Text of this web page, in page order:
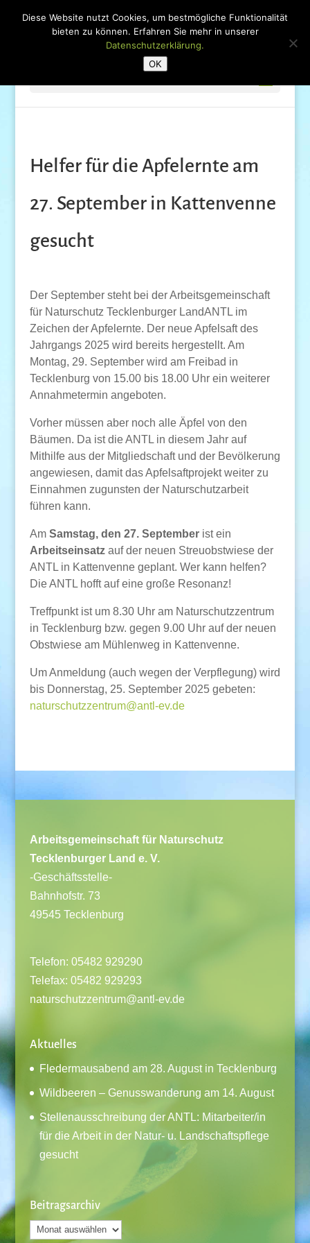
Helfer für die Apfelernte am
27. September in Kattenvenne
gesucht
Der September steht bei der Arbeitsgemeinschaft
für Naturschutz Tecklenburger LandANTL im
Zeichen der Apfelernte. Der neue Apfelsaft des
Jahrgangs 2025 wird bereits hergestellt. Am
Montag, 29. September wird am Freibad in
Tecklenburg von 15.00 bis 18.00 Uhr ein weiterer
Annahmetermin angeboten.
Vorher müssen aber noch alle Äpfel von den
Bäumen. Da ist die ANTL in diesem Jahr auf
Mithilfe aus der Mitgliedschaft und der Bevölkerung
angewiesen, damit das Apfelsaftprojekt weiter zu
Einnahmen zugunsten der Naturschutzarbeit
führen kann.
Am Samstag, den 27. Septemberist ein
Arbeitseinsatzauf der neuen Streuobstwiese der
ANTL in Kattenvenne geplant. Wer kann helfen?
Die ANTL hofft auf eine große Resonanz!
Treffpunkt ist um 8.30 Uhr am Naturschutzzentrum
in Tecklenburg bzw. gegen 9.00 Uhr auf der neuen
Obstwiese am Mühlenweg in Kattenvenne.
Um Anmeldung (auch wegen der Verpflegung) wird
bis Donnerstag, 25. September 2025 gebeten:
naturschutzzentrum@antl-ev.de
Arbeitsgemeinschaft für Naturschutz
Tecklenburger Land e. V.
-Geschäftsstelle-
Bahnhofstr. 73
49545 Tecklenburg
Telefon: 05482 929290
Telefax: 05482 929293
naturschutzzentrum@antl-ev.de
Aktuelles
Fledermausabend am 28. August in Tecklenburg
Wildbeeren – Genusswanderung am 14. August
Stellenausschreibung der ANTL: Mitarbeiter/in
für die Arbeit in der Natur- u. Landschaftspflege
gesucht
Beitragsarchiv
Beitragsarchiv
Diese Website nutzt Cookies, um bestmögliche Funktionalität
bieten zu können. Erfahren Sie mehr in unserer
Datenschutzerklärung.
OK